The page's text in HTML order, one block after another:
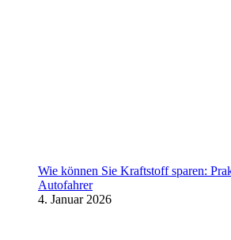
Wie können Sie Kraftstoff sparen:
Autofahrer
4. Januar 2026